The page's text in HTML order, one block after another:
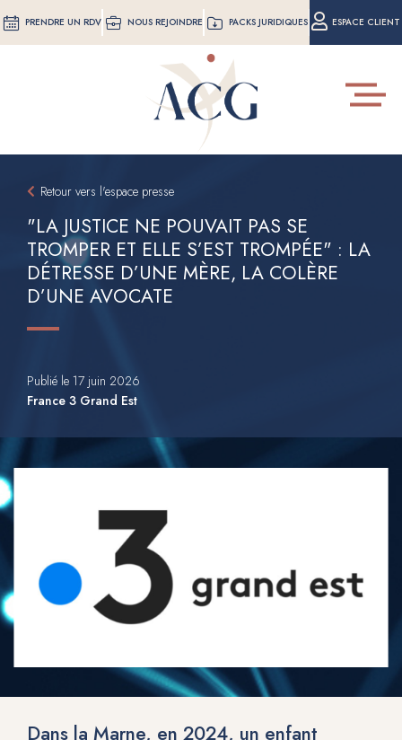
Aller
au
PRENDRE UN RDV NOUS REJOINDRE PACKS JURIDIQUES ESPACE CLIENT
Toggle
Retour vers l'espace presse
"LA JUSTICE NE POUVAIT PAS SE
TROMPER ET ELLE S’EST TROMPÉE" : LA
DÉTRESSE D’UNE MÈRE, LA COLÈRE
D’UNE AVOCATE
Publié le 17 juin 2026
France 3 Grand Est
Dans la Marne, en 2024, un enfant